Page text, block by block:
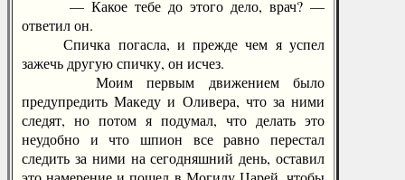
— Какое тебе до этого дело, врач? —
ответил он.
Спичка погасла, и прежде чем я успел
зажечь другую спичку, он исчез.
Моим первым движением было
предупредить Македу и Оливера, что за ними
следят, но потом я подумал, что делать это
неудобно и что шпион все равно перестал
следить за ними на сегодняшний день, оставил